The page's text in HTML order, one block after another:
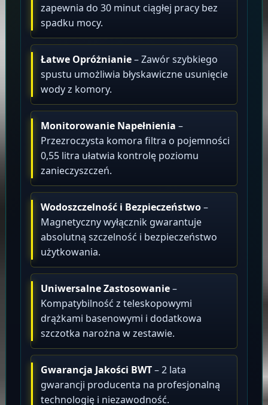
zapewnia do 30 minut ciągłej pracy bez
spadku mocy.
Łatwe Opróżnianie– Zawór szybkiego
spustu umożliwia błyskawiczne usunięcie
wody z komory.
Monitorowanie Napełnienia –
Przezroczysta komora filtra o pojemności
0,55 litra ułatwia kontrolę poziomu
zanieczyszczeń.
Wodoszczelność i Bezpieczeństwo–
Magnetyczny wyłącznik gwarantuje
absolutną szczelność i bezpieczeństwo
użytkowania.
Uniwersalne Zastosowanie–
Kompatybilność z teleskopowymi
drążkami basenowymi i dodatkowa
szczotka narożna w zestawie.
Gwarancja Jakości BWT– 2 lata
gwarancji producenta na profesjonalną
technologię i niezawodność.